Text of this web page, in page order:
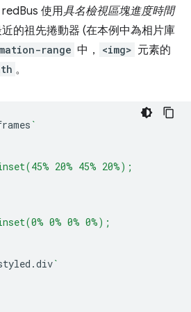
使用具名檢視區塊進度時間
的祖先捲動器 (在本例中為相片庫
range 中， <img> 元素的
。
`
20% 45% 20%);
0% 0% 0%);
.div`